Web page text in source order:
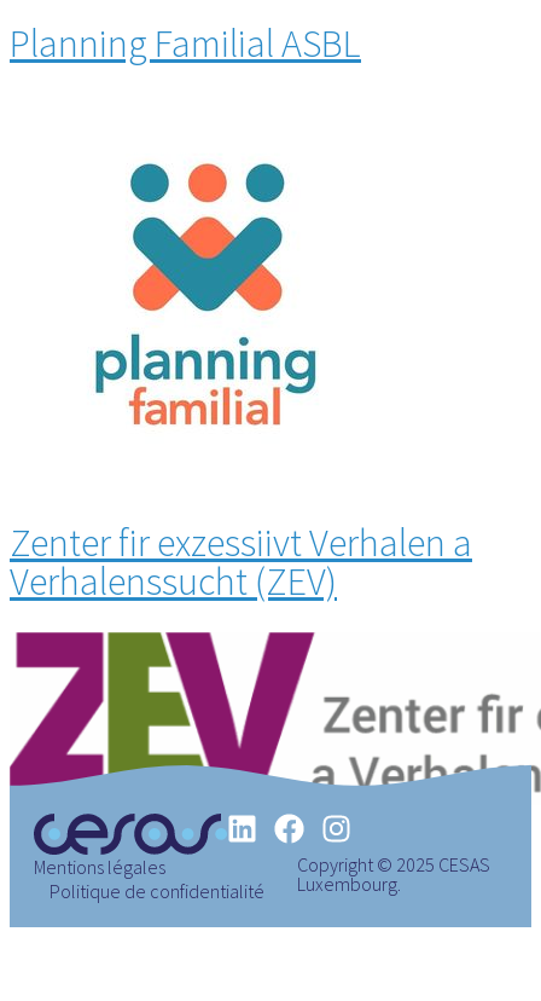
Planning Familial ASBL
Zenter fir exzessiivt Verhalen a
Verhalenssucht (ZEV)
Copyright © 2025 CESAS
Luxembourg.
Mentions légales
Politique de confidentialité